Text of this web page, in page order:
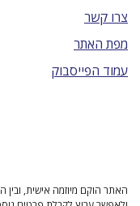
צרו קשר
מפת האתר
עמוד הפייסבוק
האתר הוקם מיוזמה אישית,